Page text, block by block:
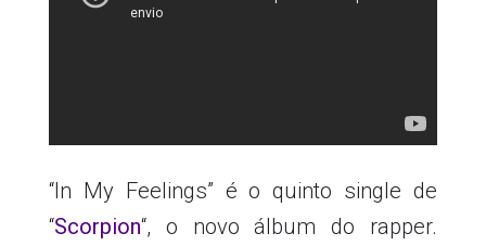
“In My Feelings” é o quinto single de
“Scorpion“, o novo álbum do rapper.